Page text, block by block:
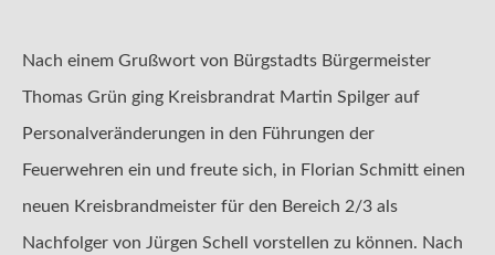
Nach einem Grußwort von Bürgstadts Bürgermeister
Thomas Grün ging Kreisbrandrat Martin Spilger auf
Personalveränderungen in den Führungen der
Feuerwehren ein und freute sich, in Florian Schmitt einen
neuen Kreisbrandmeister für den Bereich 2/3 als
Nachfolger von Jürgen Schell vorstellen zu können. Nach